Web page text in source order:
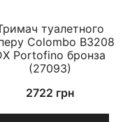
туалетного
Colombo B3208
Portofino бронза
(27093)
2722 грн